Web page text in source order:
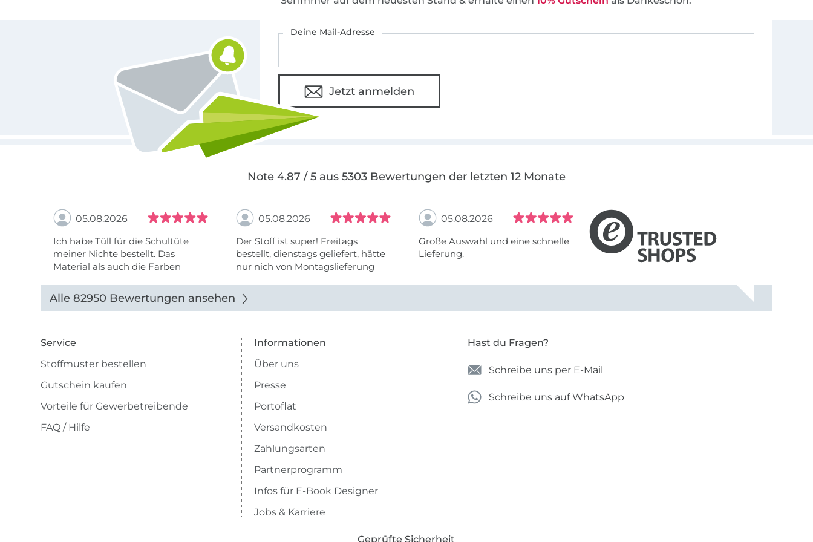
Deine Mail-Adresse
Jetzt anmelden
Note 4.87 / 5 aus 5303 Bewertungen der letzten 12 Monate
05.08.2026
Ich habe Tüll für die Schultüte
meiner Nichte bestellt. Das
Material als auch die Farben
Abbildung u sieht toll aus. Die
Lieferung erfolgte zügig u auch
05.08.2026
Der Stoff ist super! Freitags
bestellt, dienstags geliefert, hätte
nur nich von Montagslieferung
05.08.2026
Große Auswahl und eine schnelle
Lieferung.
Alle 82950 Bewertungen ansehen
Service
Stoffmuster bestellen
Gutschein kaufen
Vorteile für Gewerbetreibende
FAQ / Hilfe
Informationen
Über uns
Presse
Portoflat
Versandkosten
Zahlungsarten
Partnerprogramm
Infos für E-Book Designer
Jobs & Karriere
Hast du Fragen?
Schreibe uns per E-Mail
Schreibe uns auf WhatsApp
Geprüfte Sicherheit